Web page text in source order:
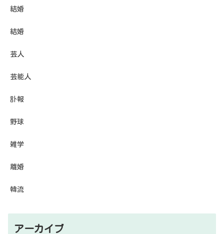
結婚
結婚
芸人
芸能人
訃報
野球
雑学
離婚
韓流
アーカイブ